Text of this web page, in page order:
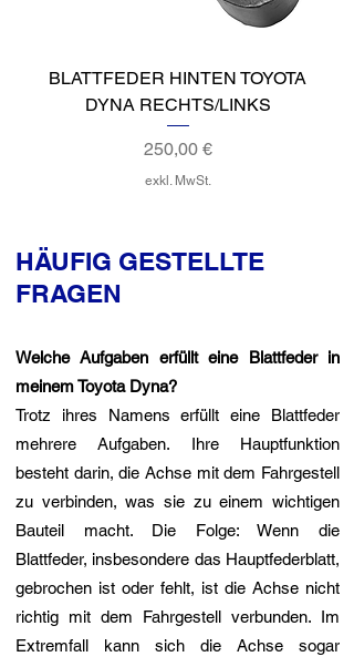
BLATTFEDER HINTEN TOYOTA
DYNA RECHTS/LINKS
Preis
250,00 €
exkl. MwSt.
HÄUFIG GESTELLTE
FRAGEN
Welche Aufgaben erfüllt eine Blattfeder in
meinem Toyota Dyna?
Trotz ihres Namens erfüllt eine Blattfeder
mehrere Aufgaben. Ihre Hauptfunktion
besteht darin, die Achse mit dem Fahrgestell
zu verbinden, was sie zu einem wichtigen
Bauteil macht. Die Folge: Wenn die
Blattfeder, insbesondere das Hauptfederblatt,
gebrochen ist oder fehlt, ist die Achse nicht
richtig mit dem Fahrgestell verbunden. Im
Extremfall kann sich die Achse sogar